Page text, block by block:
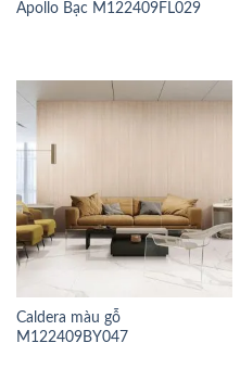
Apollo Bạc M122409FL029
Caldera màu gỗ
M122409BY047